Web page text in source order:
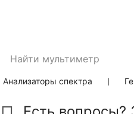
Найти мультиметр
Анализаторы спектра ❘